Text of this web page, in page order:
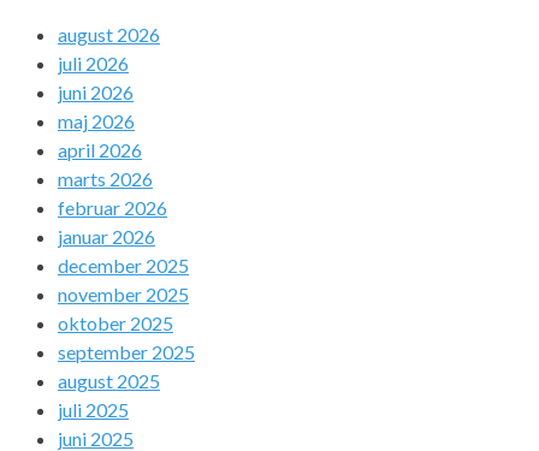
august 2026
juli 2026
juni 2026
maj 2026
april 2026
marts 2026
februar 2026
januar 2026
december 2025
november 2025
oktober 2025
september 2025
august 2025
juli 2025
juni 2025